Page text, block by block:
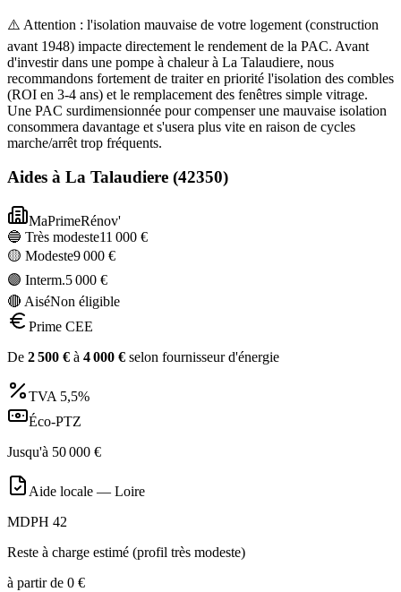
⚠️ Attention : l'isolation mauvaise de votre logement (construction
avant 1948) impacte directement le rendement de la PAC. Avant
d'investir dans une pompe à chaleur à La Talaudiere, nous
recommandons fortement de traiter en priorité l'isolation des combles
(ROI en 3-4 ans) et le remplacement des fenêtres simple vitrage.
Une PAC surdimensionnée pour compenser une mauvaise isolation
consommera davantage et s'usera plus vite en raison de cycles
marche/arrêt trop fréquents.
Aides à La Talaudiere (42350)
MaPrimeRénov'
🔵 Très modeste11 000 €
🟡 Modeste9 000 €
🟣 Interm.5 000 €
🔴 AiséNon éligible
Prime CEE
De 2 500 € à 4 000 € selon fournisseur d'énergie
TVA 5,5%
Éco-PTZ
Jusqu'à 50 000 €
Aide locale — Loire
MDPH 42
Reste à charge estimé (profil très modeste)
à partir de 0 €